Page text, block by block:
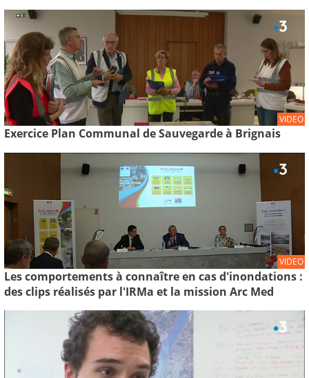
VIDEO
Exercice Plan Communal de Sauvegarde à Brignais
VIDEO
Les comportements à connaître en cas d'inondations :
des clips réalisés par l'IRMa et la mission Arc Med